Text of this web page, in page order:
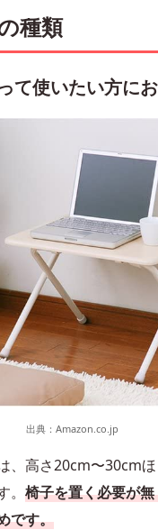
種類
て使いたい方に
出典： Amazon.co.jp
、高さ20cm〜30cm
椅子を置く必要が
です。